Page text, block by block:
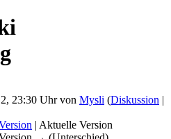
23:30 Uhr von Mysli (Diskussion |
| Aktuelle Version